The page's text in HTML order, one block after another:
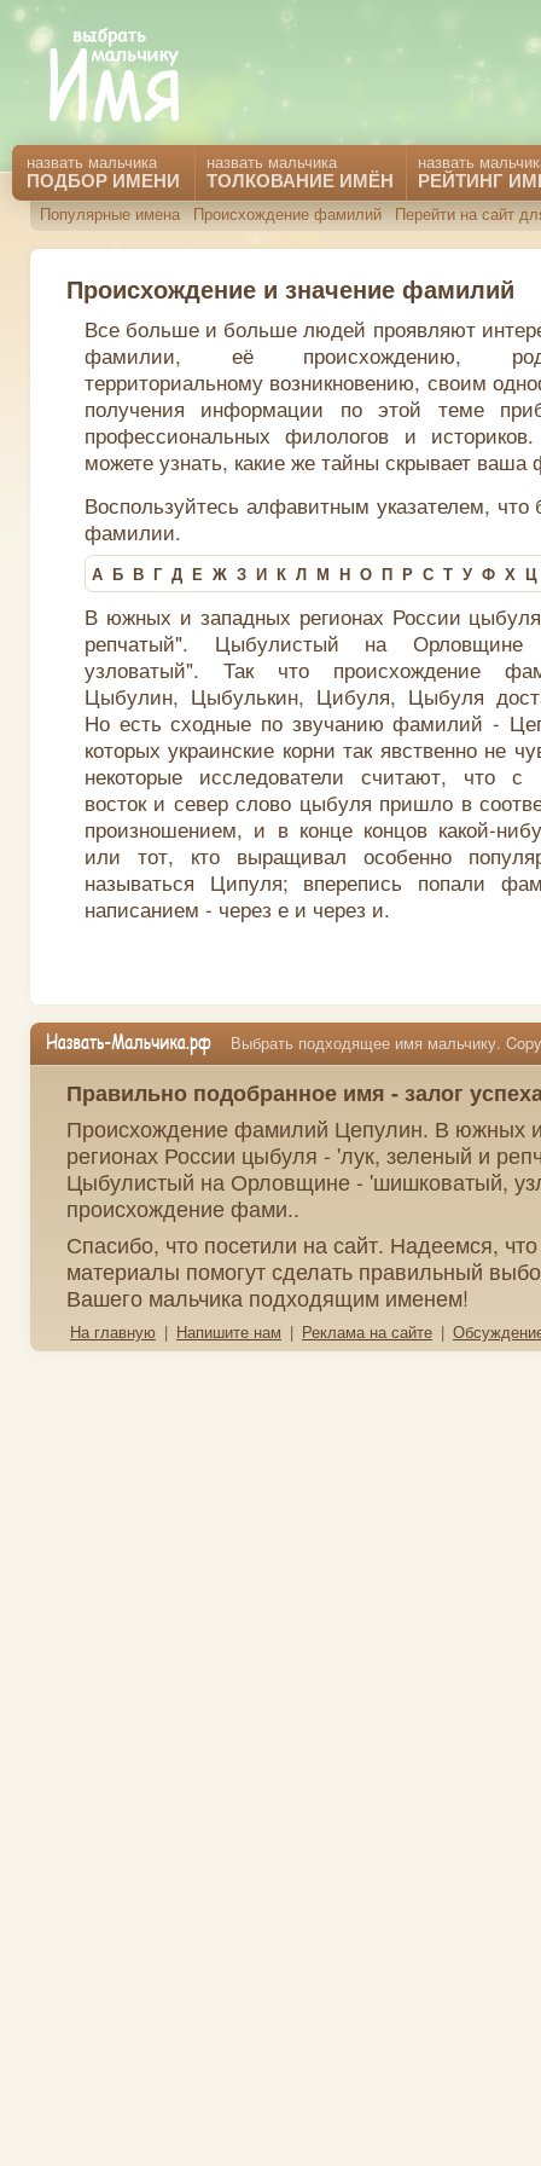
назвать мальчика
ПОДБОР ИМЕНИ
назвать мальчика
ТОЛКОВАНИЕ ИМЁН
назвать
РЕЙТИНГ
Популярные имена Происхождение фамилий Перейти на сайт
Происхождение и значение фамилий
Все больше и больше людей проявляют
фамилии, её происхождению,
территориальному возникновению, своим
получения информации по этой теме
профессиональных филологов и
можете узнать, какие же тайны скрывает
Воспользуйтесь алфавитным указателем, что
фамилии.
А Б В Г Д Е Ж З И К Л М Н О П Р С Т У Ф Х Ц
В южных и западных регионах России
репчатый". Цыбулистый на
узловатый". Так что происхождение
Цыбулин, Цыбулькин, Цибуля, Цыбуля
Но есть сходные по звучанию фамилий -
которых украинские корни так явственно не
некоторые исследователи считают, что с
восток и север слово цыбуля пришло в
произношением, и в конце концов какой-
или тот, кто выращивал особенно
называться Ципуля; вперепись попали
написанием - через е и через и.
Выбрать подходящее имя мальчику.
Правильно подобранное имя - залог
Происхождение фамилий Цепулин. В южных
регионах России цыбуля - 'лук, зеленый и
Цыбулистый на Орловщине - 'шишковатый,
происхождение фами..
Спасибо, что посетили на сайт. Надеемся,
материалы помогут сделать правильный
Вашего мальчика подходящим именем!
На главную | Напишите нам | Реклама на сайте |